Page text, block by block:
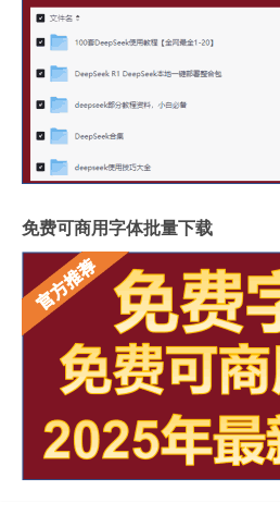
免费可商用字体批量下载